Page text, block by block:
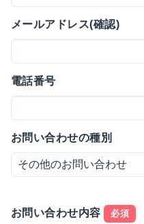
メールアドレス(確認)
電話番号
お問い合わせの種別
お問い合わせ内容 必須